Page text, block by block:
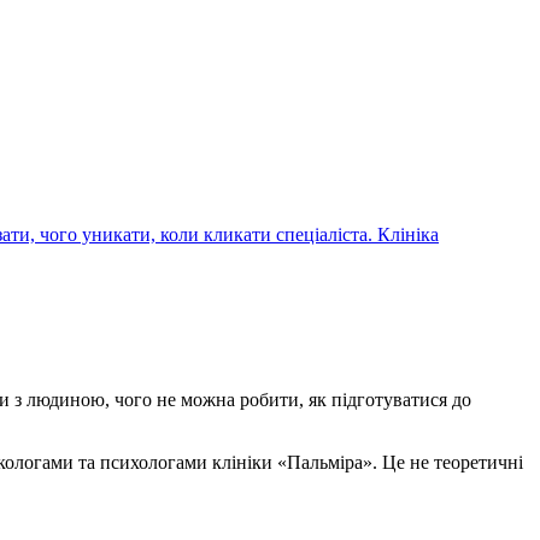
чого уникати, коли кликати спеціаліста. Клініка
з людиною, чого не можна робити, як підготуватися до
та психологами клініки «Пальміра». Це не теоретичні